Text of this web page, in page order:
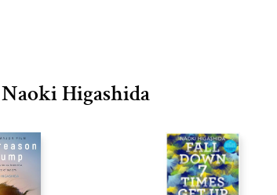
Higashida